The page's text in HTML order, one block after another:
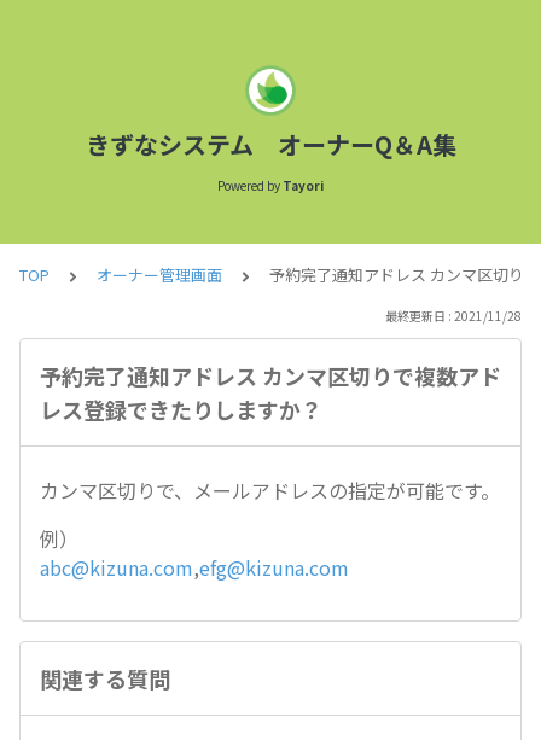
きずなシステム オーナーQ＆A集
Powered by Tayori
TOP オーナー管理画面 予約完了通知アドレス カンマ区切り
最終更新日 : 2021/11/28
予約完了通知アドレス カンマ区切りで複数アド
レス登録できたりしますか？
カンマ区切りで、メールアドレスの指定が可能です。
例）
abc@kizuna.com,efg@kizuna.com
関連する質問